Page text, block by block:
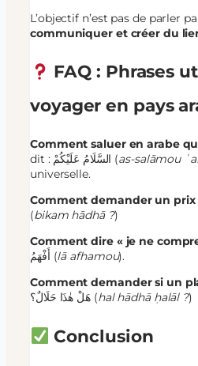
L’objectif n’est pas de parler
communiquer et créer du
FAQ : Phrases
voyager en pays
Comment saluer en arabe
dit : السَّلَامُ عَلَيْكُمْ (as-salāmou
universelle.
Comment demander un prix
(bikam hādhā ?)
Comment dire « je ne
أَفْهَمُ (lā afhamou).
Comment demander si un
هَلْ هٰذَا حَلَالٌ؟ (hal hādhā ḥalāl ?)
Conclusion